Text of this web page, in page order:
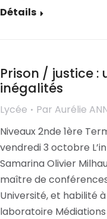
Détails
Prison / justice :
inégalités
Lycée Par Aurélie
Niveaux 2nde 1ère
vendredi 3 octobre
Samarina Olivier
maître de
Université, et habilité
laboratoire Médiations